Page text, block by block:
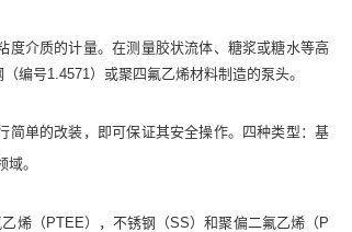
度介质的计量。在测量胶状流体、糖浆或糖水等高
编号1.4571）或聚四氟乙烯材料制造的泵头。
简单的改装，即可保证其安全操作。四种类型：基
。
烯（PTEE），不锈钢（SS）和聚偏二氟乙烯（P